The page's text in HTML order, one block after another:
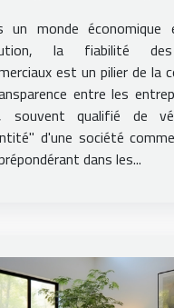
et
un monde économique
la fiabilité des
est un pilier de la
entre les
souvent qualifié de
d'une société
dans les...